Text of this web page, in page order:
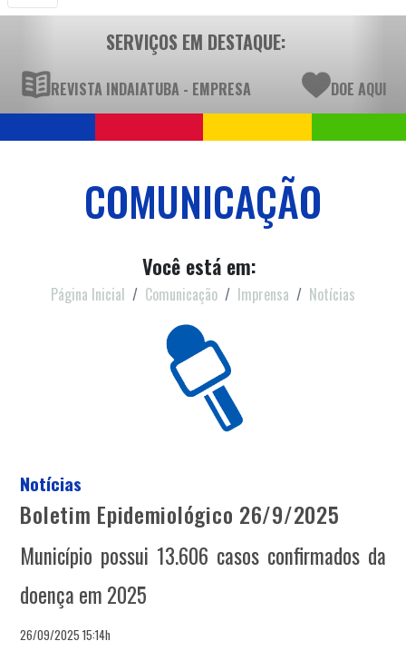
SERVIÇOS EM DESTAQUE:
REVISTA INDAIATUBA - EMPRESA DOE AQUI
COMUNICAÇÃO
Você está em:
Página Inicial Comunicação Imprensa Notícias
Notícias
Boletim Epidemiológico 26/9/2025
Município possui 13.606 casos confirmados da
doença em 2025
26/09/2025 15:14h